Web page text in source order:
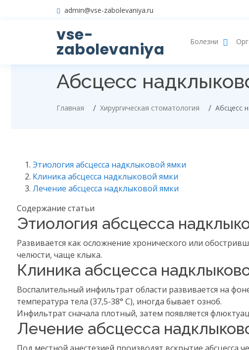
admin@vse-zabolevaniya.ru
vse-
zabolevaniya Болезни
Абсцесс
Главная Хирургическая стоматология Абсцесс
Этиология абсцесса надклыковой ямки
Клиника абсцесса надклыковой ямки
Лечение абсцесса надклыковой ямки
Содержание статьи
Этиология абсцесса
Развивается как осложнение хронического или
челюсти, чаще клыка.
Клиника абсцесса
Воспалительный инфильтрат области развивается на
температура тела (37,5-38° С), иногда бывает озноб.
Инфильтрат сначала плотный, затем появляется
Лечение абсцесса